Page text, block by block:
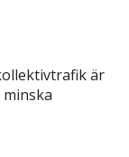
är